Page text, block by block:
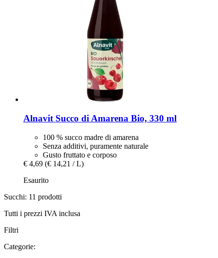
Alnavit Succo di Amarena Bio, 330 ml
100 % succo madre di amarena
Senza additivi, puramente naturale
Gusto fruttato e corposo
€ 4,69 (€ 14,21 / L)
Esaurito
Succhi: 11 prodotti
Tutti i prezzi IVA inclusa
Filtri
Categorie: